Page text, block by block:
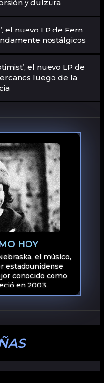
y dulzura
el nuevo LP de Fern
nostálgicos
el nuevo LP de
luego de la
HOY
el músico,
estadounidense
conocido como
en 2003.